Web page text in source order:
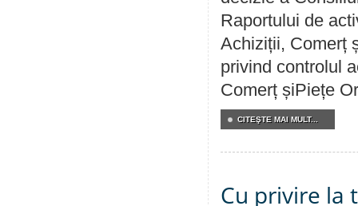
Raportului de
Achiziții, Comerț
privind controlul
Comerț șiPiețe
CITEŞTE MAI MULT...
Cu privire la